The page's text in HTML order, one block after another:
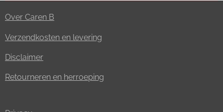
Over Caren B
Verzendkosten en levering
Disclaimer
Retourneren en herroeping